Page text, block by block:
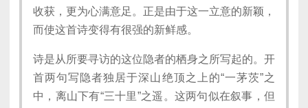
收获，更为心满意足。正是由于这一立意的新颖，
而使这首诗变得有很强的新鲜感。
诗是从所要寻访的这位隐者的栖身之所写起的。开
首两句写隐者独居于深山绝顶之上的“一茅茨”之
中，离山下有“三十里”之遥。这两句似在叙事，但